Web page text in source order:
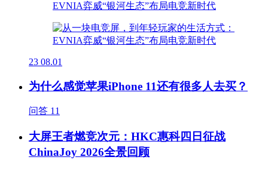
23 08.01
为什么感觉苹果iPhone 11还有很多人去买？
问答 11
大屏王者燃竞次元：HKC惠科四日征战
ChinaJoy 2026全景回顾